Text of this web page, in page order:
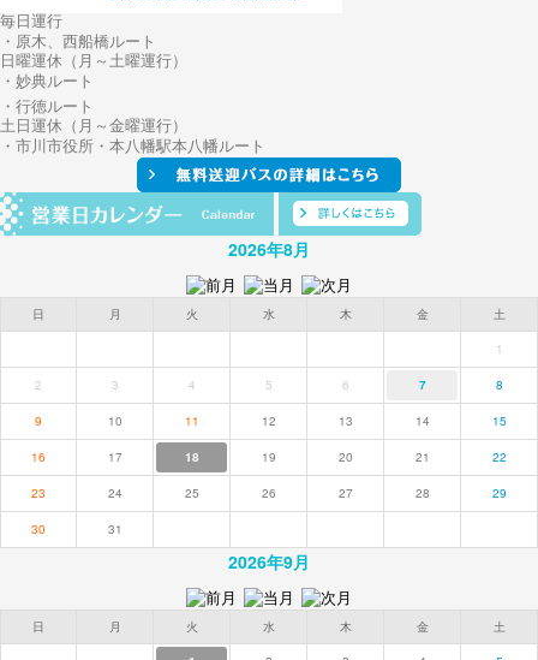
毎日運行
・原木、西船橋ルート
日曜運休（月～土曜運行）
・妙典ルート
・行徳ルート
土日運休（月～金曜運行）
・市川市役所・本八幡駅本八幡ルート
2026年8月
日 月 火 水 木 金 土
1
2 3 4 5 6 7 8
9 10 11 12 13 14 15
16 17 18 19 20 21 22
23 24 25 26 27 28 29
30 31
2026年9月
日 月 火 水 木 金 土